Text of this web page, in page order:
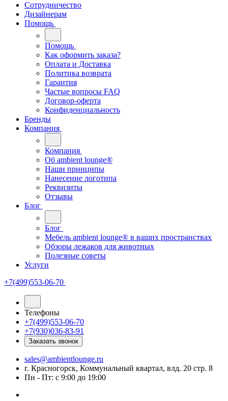
Сотрудничество
Дизайнерам
Помощь
Помощь
Как оформить заказа?
Оплата и Доставка
Политика возврата
Гарантия
Частые вопросы FAQ
Договор-оферта
Конфиденциальность
Бренды
Компания
Компания
Oб ambient lounge®
Наши принципы
Нанесение логотипа
Реквизиты
Отзывы
Блог
Блог
Мебель ambient lounge® в ваших пространствах
Обзоры лежаков для животных
Полезные советы
Услуги
+7(499)553-06-70
Телефоны
+7(499)553-06-70
+7(930)036-83-91
Заказать звонок
sales@ambientlounge.ru
г. Красногорск, Коммунальный квартал, влд. 20 стр. 8
Пн - Пт: с 9:00 до 19:00